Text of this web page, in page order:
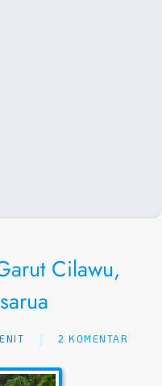
Cilawu,
2 KOMENTAR